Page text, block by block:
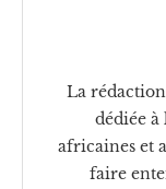
La
dédiée
africaines et
faire